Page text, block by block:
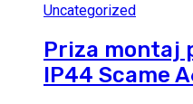
Uncategorized
Priza montaj
IP44 Scame